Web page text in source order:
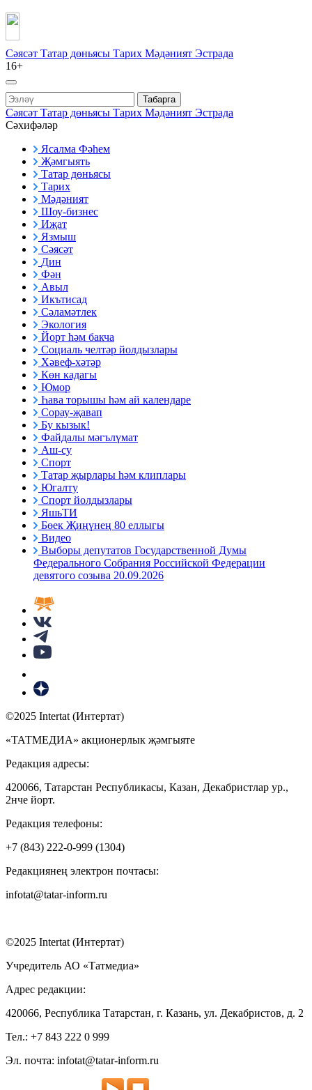
Сәясәт Татар дөньясы Тарих Мәдәният Эстрада
16+
Табарга
Сәясәт Татар дөньясы Тарих Мәдәният Эстрада
Сәхифәләр
Ясалма Фәһем
Җәмгыять
Татар дөньясы
Тарих
Мәдәният
Шоу-бизнес
Иҗат
Язмыш
Сәясәт
Дин
Фән
Авыл
Икътисад
Сәламәтлек
Экология
Йорт һәм бакча
Социаль челтәр йолдызлары
Хәвеф-хәтәр
Көн кадагы
Юмор
Һава торышы һәм ай календаре
Сорау-җавап
Бу кызык!
Файдалы мәгълүмат
Аш-су
Спорт
Татар җырлары һәм клиплары
Югалту
Спорт йолдызлары
ЯшьТИ
Бөек Җиңүнең 80 еллыгы
Видео
Выборы депутатов Государственной Думы
Федерального Собрания Российской Федерации
девятого созыва 20.09.2026
©2025 Intertat (Интертат)
«ТАТМЕДИА» акционерлык җәмгыяте
Редакция адресы:
420066, Татарстан Республикасы, Казан, Декабристлар ур.,
2нче йорт.
Редакция телефоны:
+7 (843) 222-0-999 (1304)
Редакциянең электрон почтасы:
infotat@tatar-inform.ru
©2025 Intertat (Интертат)
Учредитель АО «Татмедиа»
Адрес редакции:
420066, Республика Татарстан, г. Казань, ул. Декабристов, д. 2
Тел.: +7 843 222 0 999
Эл. почта: infotat@tatar-inform.ru